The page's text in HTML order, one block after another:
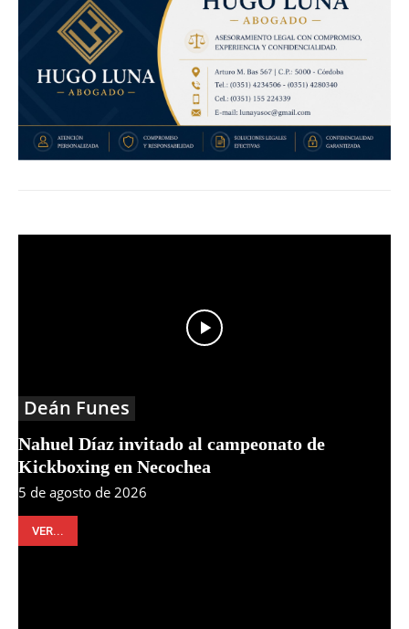
Deán Funes
Nahuel Díaz invitado al campeonato de
Kickboxing en Necochea
5 de agosto de 2026
VER...